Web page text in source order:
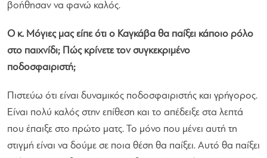
βοήθησαν να φανώ καλός.
Ο κ. Μόγιες μας είπε ότι ο Καγκάβα θα παίξει κάποιο ρόλο
στο παιχνίδι; Πώς κρίνετε τον συγκεκριμένο
ποδοσφαιριστή;
Πιστεύω ότι είναι δυναμικός ποδοσφαιριστής και γρήγορος.
Είναι πολύ καλός στην επίθεση και το απέδειξε στα λεπτά
που έπαιξε στο πρώτο ματς. Το μόνο που μένει αυτή τη
στιγμή είναι να δούμε σε ποια θέση θα παίξει. Αυτό θα παίξει